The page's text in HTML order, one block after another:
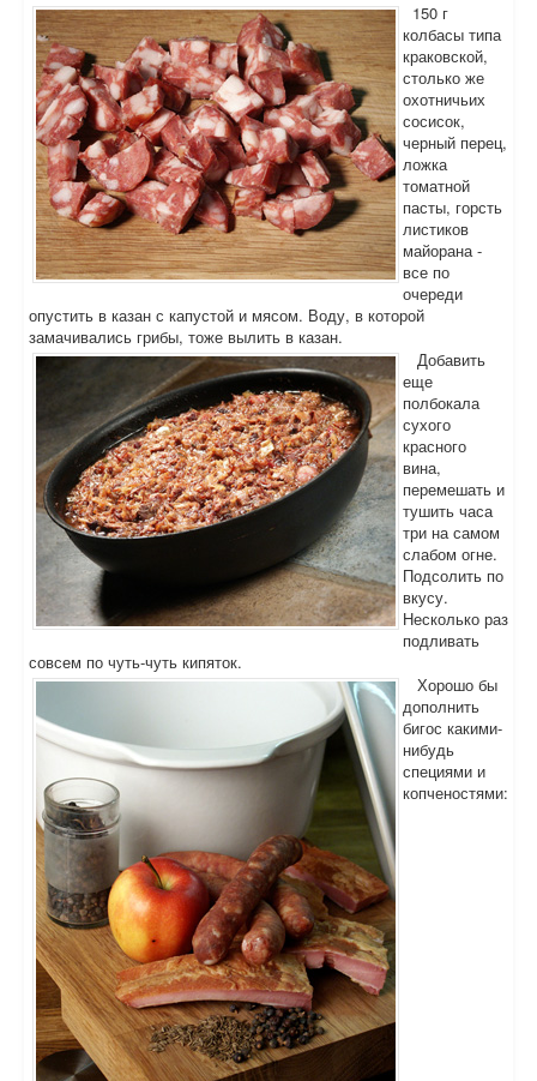
150 г
колбасы типа
краковской,
столько же
охотничьих
сосисок,
черный перец,
ложка
томатной
пасты, горсть
листиков
майорана -
все по
очереди
опустить в казан с капустой и мясом. Воду, в которой
замачивались грибы, тоже вылить в казан.
Добавить
еще
полбокала
сухого
красного
вина,
перемешать и
тушить часа
три на самом
слабом огне.
Подсолить по
вкусу.
Несколько раз
подливать
совсем по чуть-чуть кипяток.
Хорошо бы
дополнить
бигос какими-
нибудь
специями и
копченостями: